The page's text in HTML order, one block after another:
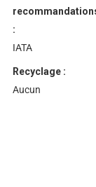
:
IATA
Recyclage :
Aucun